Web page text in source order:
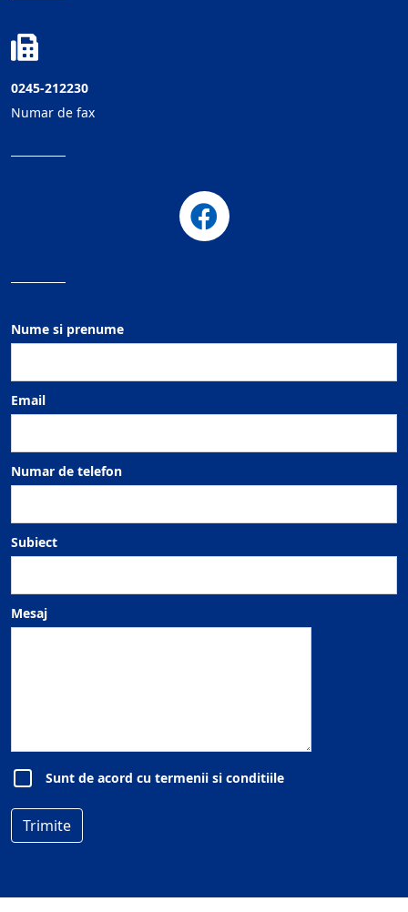
0245-212230
Numar de fax
Nume si prenume
Email
Numar de telefon
Subiect
Mesaj
Sunt de acord cu termenii si conditiile
Trimite